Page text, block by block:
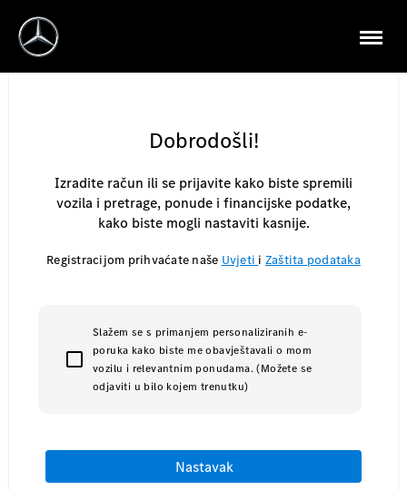
Dobrodošli!
Izradite račun ili se prijavite kako biste spremili
vozila i pretrage, ponude i financijske podatke,
kako biste mogli nastaviti kasnije.
Registracijom prihvaćate naše Uvjeti i Zaštita podataka
Slažem se s primanjem personaliziranih e-
poruka kako biste me obavještavali o mom
vozilu i relevantnim ponudama. (Možete se
odjaviti u bilo kojem trenutku)
Nastavak